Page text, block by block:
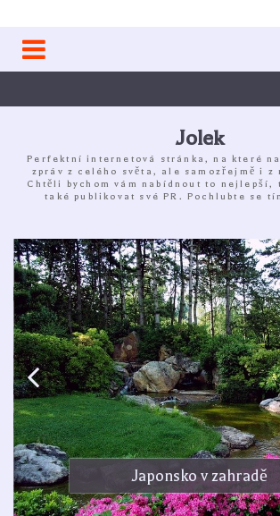
to
content
Jolek
Perfektní internetová stránka, na které
zpráv z celého světa, ale samozřejmě i z
Chtěli bychom vám nabídnout to nejlepší,
také publikovat své PR. Pochlubte se
Japonsko v zahradě